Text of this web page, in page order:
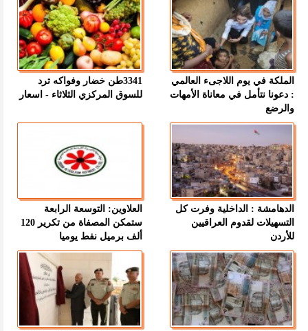
الملكة في يوم اللاجىء العالمي
: دعونا نتأمل في معاناة الأمهات
والرضع
3341طن خضار وفواكه ترد
للسوق المركزي الثلاثاء - اسعار
الدهامشة : الداخلية وفرت كل
التسهيلات لقدوم العراقيين
للأردن
العلاوين: التوسعة الرابعة
ستمكن المصفاة من تكرير 120
ألف برميل نفط يوميا